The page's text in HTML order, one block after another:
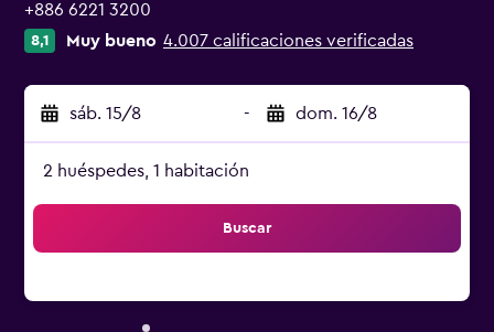
+886 6221 3200
8,1 Muy bueno 4.007 calificaciones verificadas
sáb. 15/8 - dom. 16/8
2 huéspedes, 1 habitación
Buscar